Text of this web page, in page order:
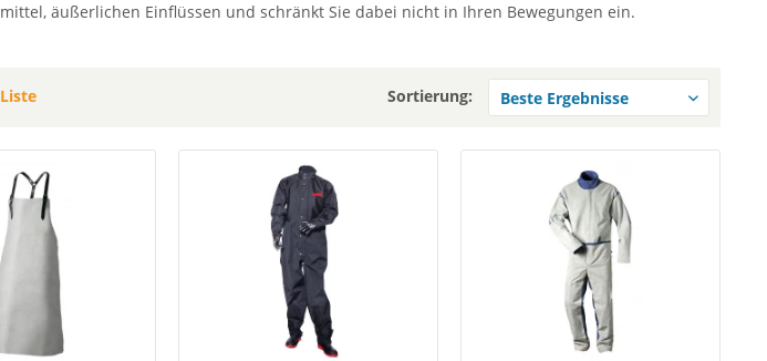
äußerlichen Einflüssen und schränkt Sie dabei nicht in Ihren Bewegungen ein.
Sortierung:
Liste